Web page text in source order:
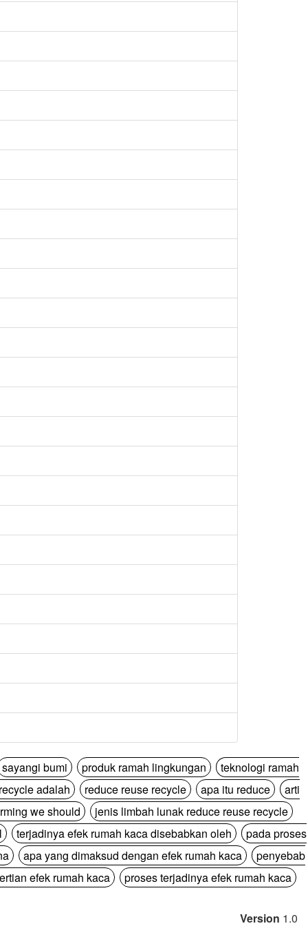
sayangi bumi produk ramah lingkungan
teknologi ramah
adalah
reduce reuse recycle apa itu reduce
arti
we should
jenis limbah lunak reduce reuse recycle
terjadinya efek rumah kaca disebabkan oleh
pada proses
apa yang dimaksud dengan efek rumah kaca
penyebab
efek rumah kaca
proses terjadinya efek rumah kaca
Version 1.0